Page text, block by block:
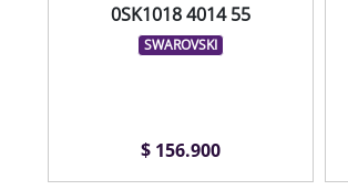
0SK1018 4014 55
SWAROVSKI
$ 156.900